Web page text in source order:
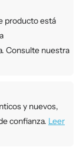
producto está
Consulte nuestra
y nuevos,
confianza. Leer